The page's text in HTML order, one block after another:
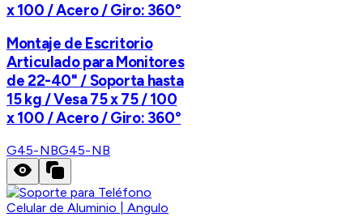
x 100 / Acero / Giro: 360°
Montaje de Escritorio
Articulado para Monitores
de 22-40" / Soporta hasta
15 kg / Vesa 75 x 75 / 100
x 100 / Acero / Giro: 360°
G45-NBG45-NB